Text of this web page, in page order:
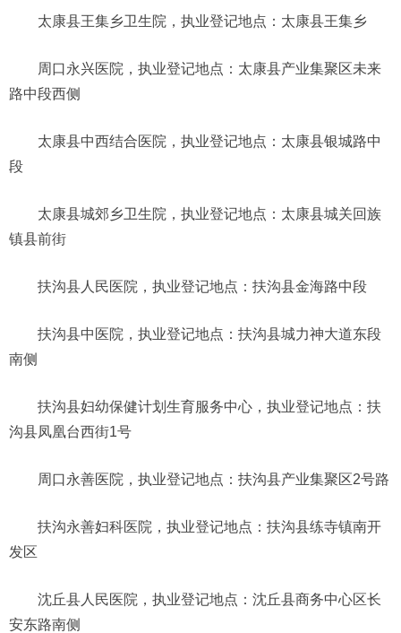
太康县王集乡卫生院，执业登记地点：太康县王集乡
周口永兴医院，执业登记地点：太康县产业集聚区未来
路中段西侧
太康县中西结合医院，执业登记地点：太康县银城路中
段
太康县城郊乡卫生院，执业登记地点：太康县城关回族
镇县前街
扶沟县人民医院，执业登记地点：扶沟县金海路中段
扶沟县中医院，执业登记地点：扶沟县城力神大道东段
南侧
扶沟县妇幼保健计划生育服务中心，执业登记地点：扶
沟县凤凰台西街1号
周口永善医院，执业登记地点：扶沟县产业集聚区2号路
扶沟永善妇科医院，执业登记地点：扶沟县练寺镇南开
发区
沈丘县人民医院，执业登记地点：沈丘县商务中心区长
安东路南侧